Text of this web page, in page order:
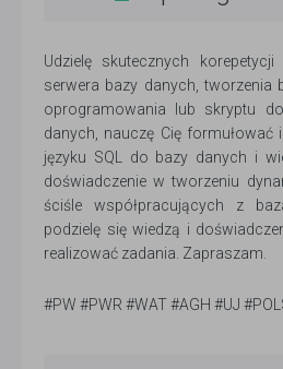
Udzielę skutecznych
serwera bazy danych, tworzenia
oprogramowania lub skryptu
danych, nauczę Cię formułować
języku SQL do bazy danych i
doświadczenie w tworzeniu
ściśle współpracujących z
podzielę się wiedzą i
realizować zadania. Zapraszam.
#PW #PWR #WAT #AGH #UJ